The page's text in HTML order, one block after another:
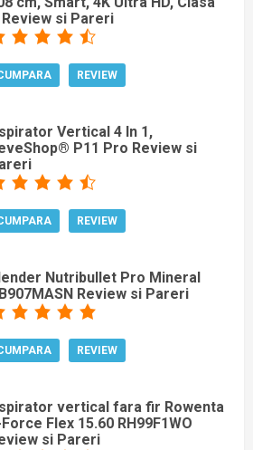
Review si Pareri
REVIEW
Vertical 4 In 1,
P11 Pro Review si
REVIEW
Nutribullet Pro Mineral
Review si Pareri
REVIEW
vertical fara fir Rowenta
Flex 15.60 RH99F1WO
si Pareri